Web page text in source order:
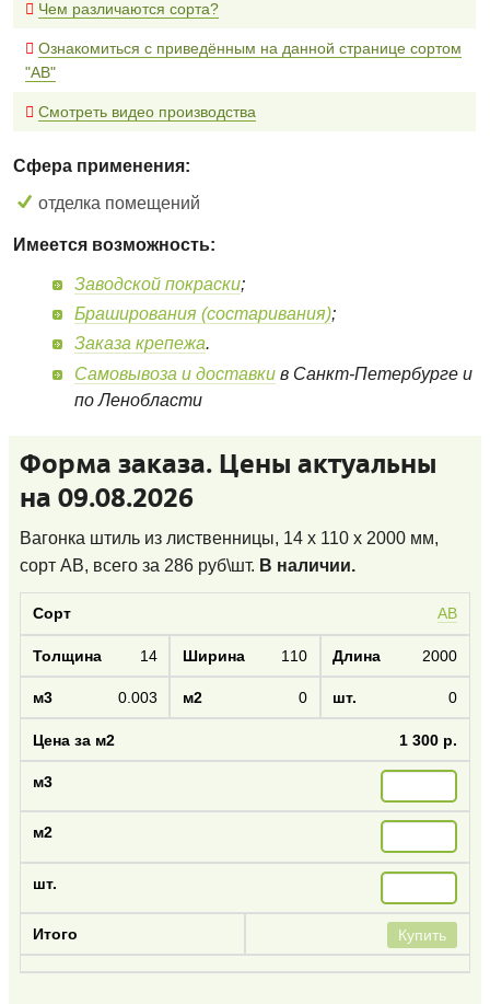
Чем различаются сорта?
Ознакомиться с приведённым на данной странице сортом
"AB"
Смотреть видео производства
Сфера применения:
отделка помещений
Имеется возможность:
Заводской покраски;
Браширования (состаривания);
Заказа крепежа.
Самовывоза и доставки в Санкт-Петербурге и
по Ленобласти
Форма заказа. Цены актуальны
на 09.08.2026
Вагонка штиль из лиственницы, 14 x 110 x 2000 мм,
сорт AB, всего за 286 руб\шт. В наличии.
AB
14 110 2000
0.003 0 0
1 300 р.
Купить